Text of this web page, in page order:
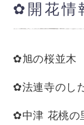
✿開花
✿旭の桜
✿法連寺の
✿中津 花